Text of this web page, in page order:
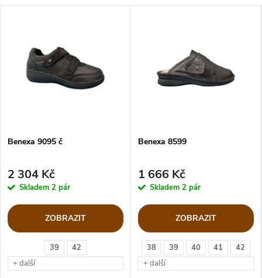
39
42
+ další
Benexa 9095 č
2 304 Kč
Skladem 2 pár
ZOBRAZIT
38 39 40 41
42
+ další
Benexa 8599
1 666 Kč
Skladem 2 pár
ZOBRAZIT